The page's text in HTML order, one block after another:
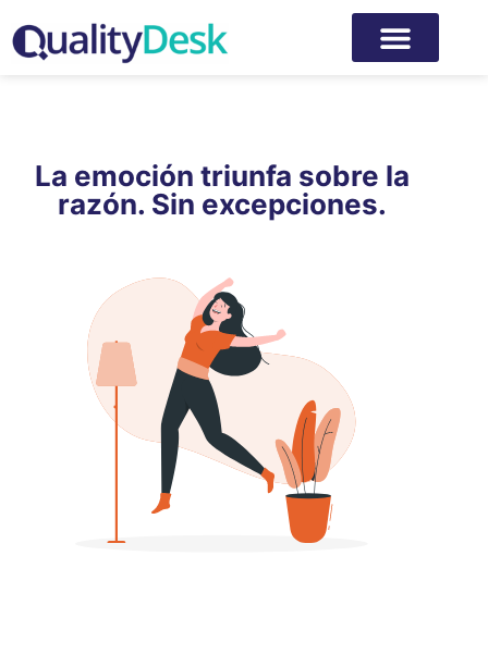
La emoción triunfa sobre la
razón. Sin excepciones.